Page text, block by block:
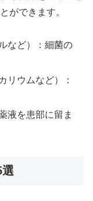
ができます。
など）：細菌の
リウムなど）：
液を患部に留ま